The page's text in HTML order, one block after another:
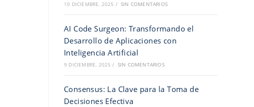
10 DICIEMBRE, 2025 / SIN COMENTARIOS
AI Code Surgeon: Transformando el
Desarrollo de Aplicaciones con
Inteligencia Artificial
9 DICIEMBRE, 2025 / SIN COMENTARIOS
Consensus: La Clave para la Toma de
Decisiones Efectiva